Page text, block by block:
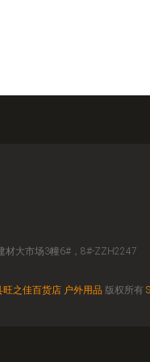
材大市场3幢6#，8#-ZZH2247
旺之佳百货店 户外用品 版权所有